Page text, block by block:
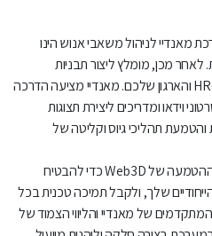
לניהול משאבי אנוש הינו
מכן, מומלץ ליצור תבניות
שמותאמות אישית לצרכי מחלקת ה-HR והארגון שלכם. מאנדיי מציעה הדרכה
וידאו ומדריכים ליצירת תצוגות
והטמעת תהליכי גיוס וקליטה של
בנוסף, ניתן להיעזר בשירותי האפיון וההטמעה של Web3D כדי להבטיח
שלך, ולקבל תמיכה טכנית בכל
של מאנדיי והליווי הצמוד של